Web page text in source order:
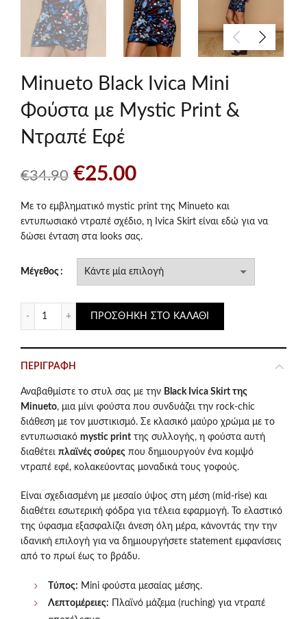
Minueto Black Ivica Mini
Φούστα με Mystic Print &
Ντραπέ Εφέ
€34.90 Original
price
was:
€34.90.
€25.00Η
τρέχουσα
τιμή
είναι:
Με το εμβληματικό mystic print της Minueto και
εντυπωσιακό ντραπέ σχέδιο, η Ivica Skirt είναι εδώ για να
δώσει ένταση στα looks σας.
Μέγεθος
Minueto Black Ivica Mini Φούστα με Mystic Print & Ντραπέ
ΠΡΟΣΘΉΚΗ ΣΤΟ ΚΑΛΆΘΙ
ΠΕΡΙΓΡΑΦΉ
Αναβαθμίστε το στυλ σας με την Black Ivica Skirt της
Minueto, μια μίνι φούστα που συνδυάζει την rock-chic
διάθεση με τον μυστικισμό. Σε κλασικό μαύρο χρώμα με το
εντυπωσιακό mystic print της συλλογής, η φούστα αυτή
διαθέτει πλαϊνές σούρες που δημιουργούν ένα κομψό
ντραπέ εφέ, κολακεύοντας μοναδικά τους γοφούς.
Είναι σχεδιασμένη με μεσαίο ύψος στη μέση (mid-rise) και
διαθέτει εσωτερική φόδρα για τέλεια εφαρμογή. Το ελαστικό
της ύφασμα εξασφαλίζει άνεση όλη μέρα, κάνοντάς την την
ιδανική επιλογή για να δημιουργήσετε statement εμφανίσεις
από το πρωί έως το βράδυ.
Tύπος: Mini φούστα μεσαίας μέσης.
Λεπτομέρειες: Πλαϊνό μάζεμα (ruching) για ντραπέ